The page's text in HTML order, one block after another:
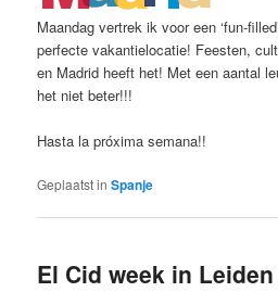
Maandag vertrek ik voor een ‘fun-
perfecte vakantielocatie! Feesten,
en Madrid heeft het! Met een aantal
het niet beter!!!
Hasta la próxima semana!!
Geplaatst in Spanje
El Cid week in Leiden